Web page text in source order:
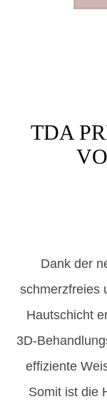
TDA
Dank der
schmerzfreies
Hautschicht
3D-
effiziente
Somit ist die